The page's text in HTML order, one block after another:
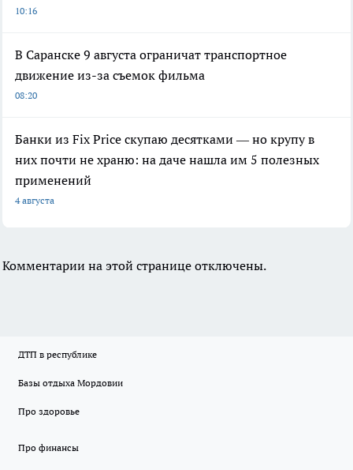
10:16
В Саранске 9 августа ограничат транспортное
движение из-за съемок фильма
08:20
Банки из Fix Price скупаю десятками — но крупу в
них почти не храню: на даче нашла им 5 полезных
применений
4 августа
Комментарии на этой странице отключены.
ДТП в республике
Базы отдыха Мордовии
Про здоровье
Про финансы